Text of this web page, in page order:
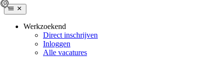
Werkzoekend
Direct inschrijven
Inloggen
Alle vacatures